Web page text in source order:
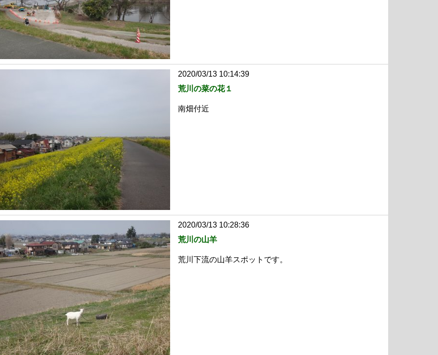
2020/03/13 10:14:39
荒川の菜の花１
南畑付近
2020/03/13 10:28:36
荒川の山羊
荒川下流の山羊スポットです。